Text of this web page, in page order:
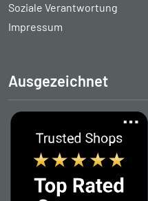
Soziale Verantwortung
Impressum
Ausgezeichnet